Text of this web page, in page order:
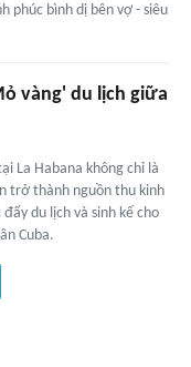
phúc bình dị bên vợ - siêu
vàng' du lịch giữa
La Habana không chỉ là
trở thành nguồn thu kinh
du lịch và sinh kế cho
Cuba.